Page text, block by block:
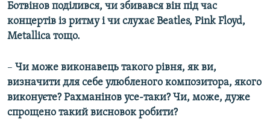
Ботвінов поділився, чи збивався він під час
концертів із ритму і чи слухає Beatles, Pink Floyd,
Metallica тощо.
​– ​ Чи може виконавець такого рівня, як ви,
визначити для себе улюбленого композитора, якого
виконуєте? Рахманінов усе-таки? Чи, може, дуже
спрощено такий висновок робити?